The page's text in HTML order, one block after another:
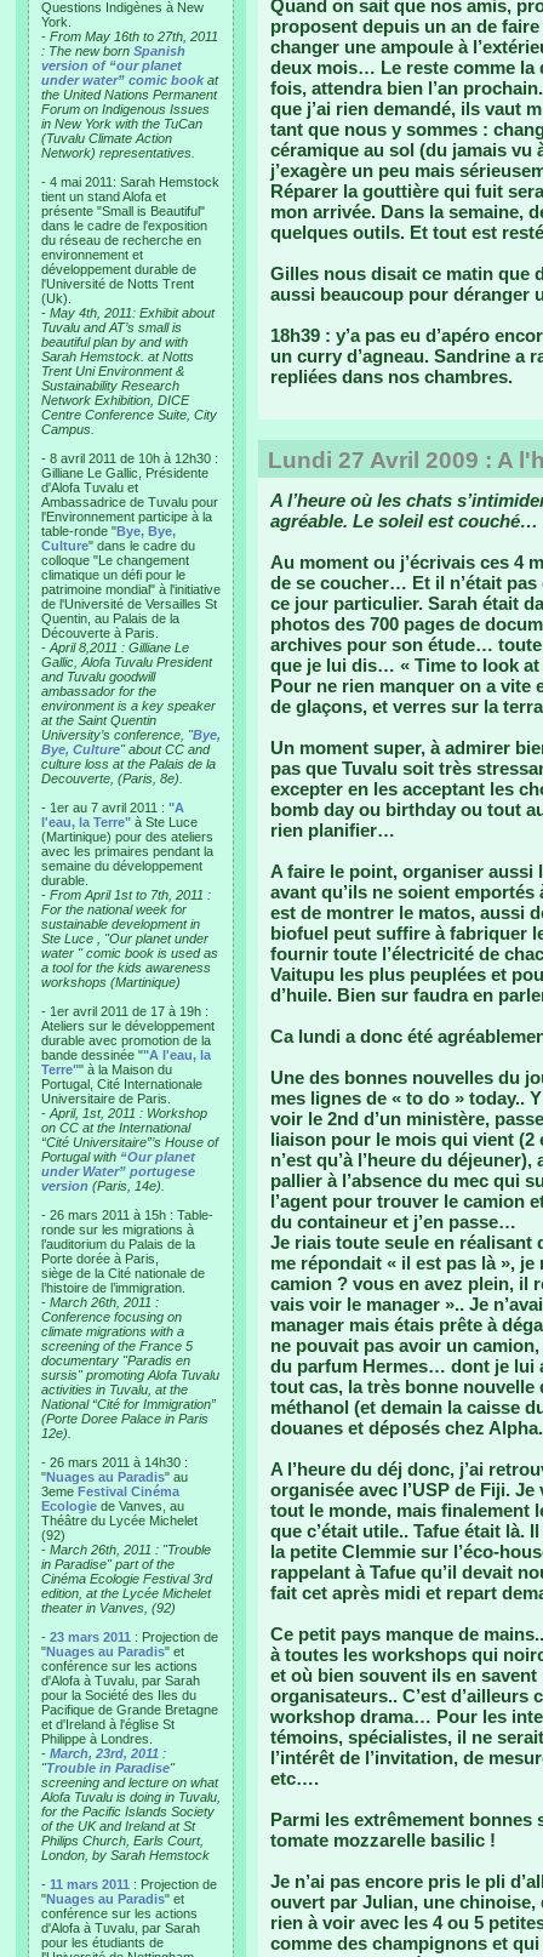
Questions Indigènes à New
York.
- From May 16th to 27th, 2011
: The new born Spanish
version of “our planet
under water” comic book at
the United Nations Permanent
Forum on Indigenous Issues
in New York with the TuCan
(Tuvalu Climate Action
Network) representatives.
- 4 mai 2011: Sarah Hemstock
tient un stand Alofa et
présente "Small is Beautiful"
dans le cadre de l'exposition
du réseau de recherche en
environnement et
développement durable de
l'Université de Notts Trent
(Uk).
- May 4th, 2011: Exhibit about
Tuvalu and AT’s small is
beautiful plan by and with
Sarah Hemstock. at Notts
Trent Uni Environment &
Sustainability Research
Network Exhibition, DICE
Centre Conference Suite, City
Campus.
- 8 avril 2011 de 10h à 12h30 :
Gilliane Le Gallic, Présidente
d'Alofa Tuvalu et
Ambassadrice de Tuvalu pour
l'Environnement participe à la
table-ronde "Bye, Bye,
Culture" dans le cadre du
colloque "Le changement
climatique un défi pour le
patrimoine mondial" à l'initiative
de l'Université de Versailles St
Quentin, au Palais de la
Découverte à Paris.
- April 8,2011 : Gilliane Le
Gallic, Alofa Tuvalu President
and Tuvalu goodwill
ambassador for the
environment is a key speaker
at the Saint Quentin
University’s conference, "Bye,
Bye, Culture" about CC and
culture loss at the Palais de la
Decouverte, (Paris, 8e).
- 1er au 7 avril 2011 : "A
l'eau, la Terre" à Ste Luce
(Martinique) pour des ateliers
avec les primaires pendant la
semaine du développement
durable.
- From April 1st to 7th, 2011 :
For the national week for
sustainable development in
Ste Luce , "Our planet under
water " comic book is used as
a tool for the kids awareness
workshops (Martinique)
- 1er avril 2011 de 17 à 19h :
Ateliers sur le développement
durable avec promotion de la
bande dessinée ""A l'eau, la
Terre"" à la Maison du
Portugal, Cité Internationale
Universitaire de Paris.
- April, 1st, 2011 : Workshop
on CC at the International
“Cité Universitaire”’s House of
Portugal with “Our planet
under Water” portugese
version (Paris, 14e).
- 26 mars 2011 à 15h : Table-
ronde sur les migrations à
l’auditorium du Palais de la
Porte dorée à Paris,
siège de la Cité nationale de
l’histoire de l’immigration.
- March 26th, 2011 :
Conference focusing on
climate migrations with a
screening of the France 5
documentary "Paradis en
sursis" promoting Alofa Tuvalu
activities in Tuvalu, at the
National “Cité for Immigration”
(Porte Doree Palace in Paris
12e).
- 26 mars 2011 à 14h30 :
"Nuages au Paradis" au
3eme Festival Cinéma
Ecologie de Vanves, au
Théâtre du Lycée Michelet
(92)
- March 26th, 2011 : "Trouble
in Paradise" part of the
Cinéma Ecologie Festival 3rd
edition, at the Lycée Michelet
theater in Vanves, (92)
- 23 mars 2011 : Projection de
"Nuages au Paradis" et
conférence sur les actions
d'Alofa à Tuvalu, par Sarah
pour la Société des Iles du
Pacifique de Grande Bretagne
et d'Ireland à l'église St
Philippe à Londres.
- March, 23rd, 2011 :
"Trouble in Paradise"
screening and lecture on what
Alofa Tuvalu is doing in Tuvalu,
for the Pacific Islands Society
of the UK and Ireland at St
Philips Church, Earls Court,
London, by Sarah Hemstock
- 11 mars 2011 : Projection de
"Nuages au Paradis" et
conférence sur les actions
d'Alofa à Tuvalu, par Sarah
pour les étudiants de
Quand on sait que nos amis,
proposent depuis un an de
changer une ampoule à
deux mois… Le reste comme la
fois, attendra bien l’an
que j’ai rien demandé, ils vaut
tant que nous y sommes :
céramique au sol (du jamais
j’exagère un peu mais
Réparer la gouttière qui fuit
mon arrivée. Dans la semaine,
quelques outils. Et tout est resté
Gilles nous disait ce matin que
aussi beaucoup pour déranger
18h39 : y’a pas eu d’apéro
un curry d’agneau. Sandrine a
repliées dans nos chambres.
Lundi 27 Avril 2009 : A
A l’heure où les chats
agréable. Le soleil est couché…
Au moment ou j’écrivais ces 4
de se coucher… Et il n’était
ce jour particulier. Sarah était
photos des 700 pages de
archives pour son étude…
que je lui dis… « Time to look
Pour ne rien manquer on a vite
de glaçons, et verres sur la
Un moment super, à admirer
pas que Tuvalu soit très
excepter en les acceptant les
bomb day ou birthday ou tout
rien planifier…
A faire le point, organiser aussi
avant qu’ils ne soient
est de montrer le matos, aussi
biofuel peut suffire à fabriquer
fournir toute l’électricité de
Vaitupu les plus peuplées et
d’huile. Bien sur faudra en
Ca lundi a donc été
Une des bonnes nouvelles du
mes lignes de « to do » today..
voir le 2nd d’un ministère,
liaison pour le mois qui vient (2
n’est qu’à l’heure du
pallier à l’absence du mec qui
l’agent pour trouver le camion
du containeur et j’en passe…
Je riais toute seule en
me répondait « il est pas là »,
camion ? vous en avez plein, il
vais voir le manager ».. Je
manager mais étais prête à
ne pouvait pas avoir un
du parfum Hermes… dont je lui
tout cas, la très bonne nouvelle
méthanol (et demain la caisse
douanes et déposés chez
A l’heure du déj donc, j’ai
organisée avec l’USP de Fiji.
tout le monde, mais finalement
que c’était utile.. Tafue était là.
la petite Clemmie sur l’éco-
rappelant à Tafue qu’il devait
fait cet après midi et repart
Ce petit pays manque de
à toutes les workshops qui
et où bien souvent ils en
organisateurs.. C’est d’ailleurs
workshop drama… Pour les
témoins, spécialistes, il ne
l’intérêt de l’invitation, de
etc….
Parmi les extrêmement bonnes
tomate mozzarelle basilic !
Je n’ai pas encore pris le pli
ouvert par Julian, une chinoise,
rien à voir avec les 4 ou 5
comme des champignons et